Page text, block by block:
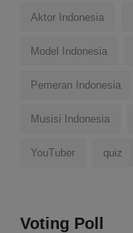
Aktor Indonesia
Model Indonesia
Pemeran Indonesia
Musisi Indonesia
YouTuber quiz
Voting Poll